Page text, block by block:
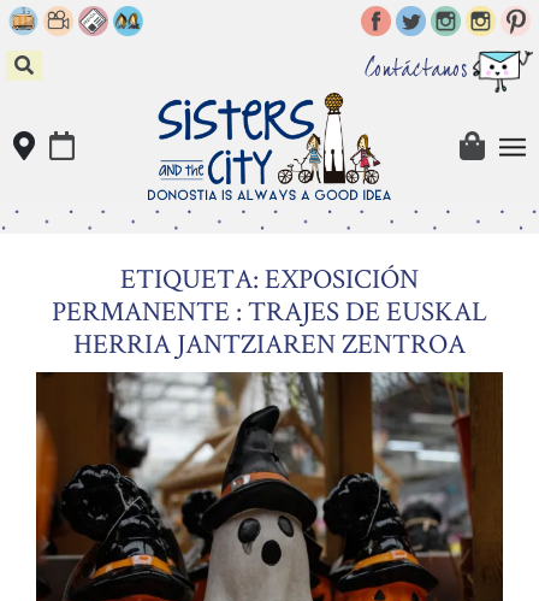
Skip
to
content
Contáctanos
ETIQUETA: EXPOSICIÓN
PERMANENTE : TRAJES DE EUSKAL
HERRIA JANTZIAREN ZENTROA